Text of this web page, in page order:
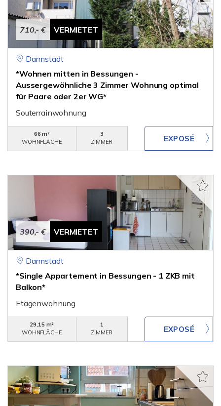
710,- € VERMIETET
Darmstadt
*Wohnen mitten in Bessungen -
Aussergewöhnliche 3 Zimmer Wohnung optimal
für Paare oder 2er WG*
Souterrainwohnung
66 m²
WOHNFLÄCHE
3
ZIMMER
390,- € VERMIETET
Darmstadt
*Single Appartement in Bessungen - 1 ZKB mit
Balkon*
Etagenwohnung
29,15 m²
WOHNFLÄCHE
1
ZIMMER